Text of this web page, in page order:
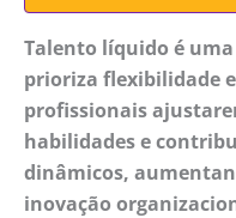
Talento líquido é
prioriza flexibilidade
profissionais
habilidades e
dinâmicos,
inovação